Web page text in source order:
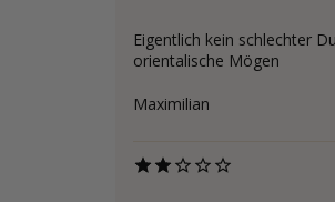
Eigentlich kein schlechter
orientalische Mögen
Maximilian